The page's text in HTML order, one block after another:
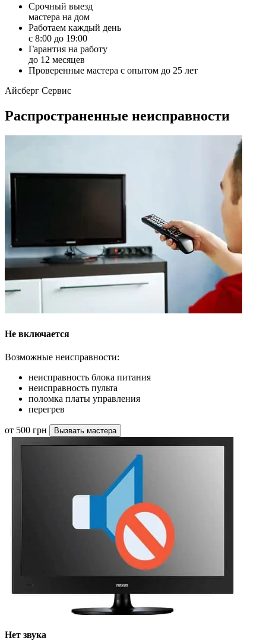
Срочный выезд
мастера на дом
Работаем каждый день
с 8:00 до 19:00
Гарантия на работу
до 12 месяцев
Проверенные мастера с опытом до 25 лет
Айсберг Сервис
Распространенные неисправности
Не включается
Возможные неисправности:
неисправность блока питания
неисправность пульта
поломка платы управления
перегрев
от 500 грн Вызвать мастера
Нет звука